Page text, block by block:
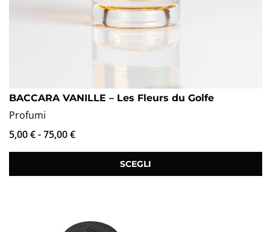
BACCARA VANILLE – Les Fleurs du Golfe
Profumi
5,00€-75,00€
SCEGLI